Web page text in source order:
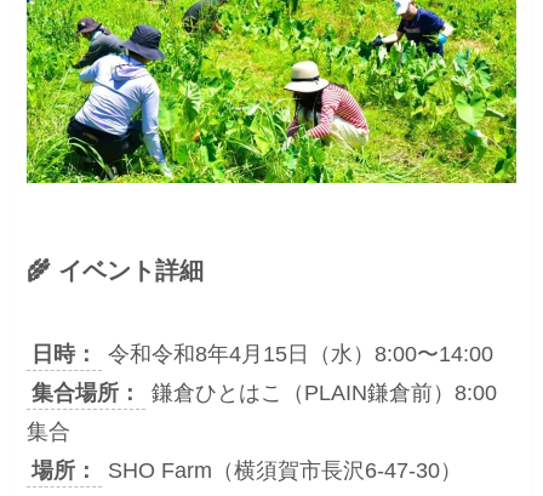
🌾 イベント詳細
日時：
令和令和8年4月15日（水）8:00〜14:00
集合場所：
鎌倉ひとはこ（PLAIN鎌倉前）8:00
集合
場所：
SHO Farm（横須賀市長沢6-47-30）